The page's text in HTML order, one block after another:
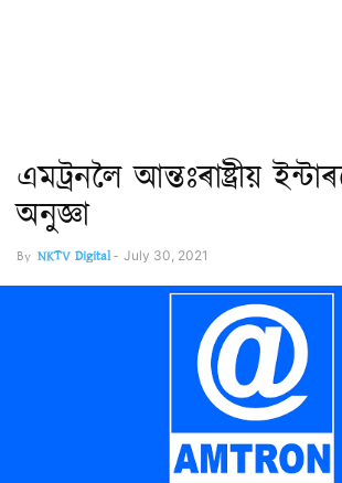
এমট্ৰনলৈ আন্তঃৰাষ্ট্ৰীয়
অনুজ্ঞা
By NKTV Digital- July 30, 2021